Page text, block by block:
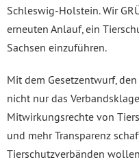
Schleswig-Holstein. Wir
erneuten Anlauf, ein
Sachsen einzuführen.
Mit dem Gesetzentwurf,
nicht nur das
Mitwirkungsrechte von
und mehr Transparenz
Tierschutzverbänden